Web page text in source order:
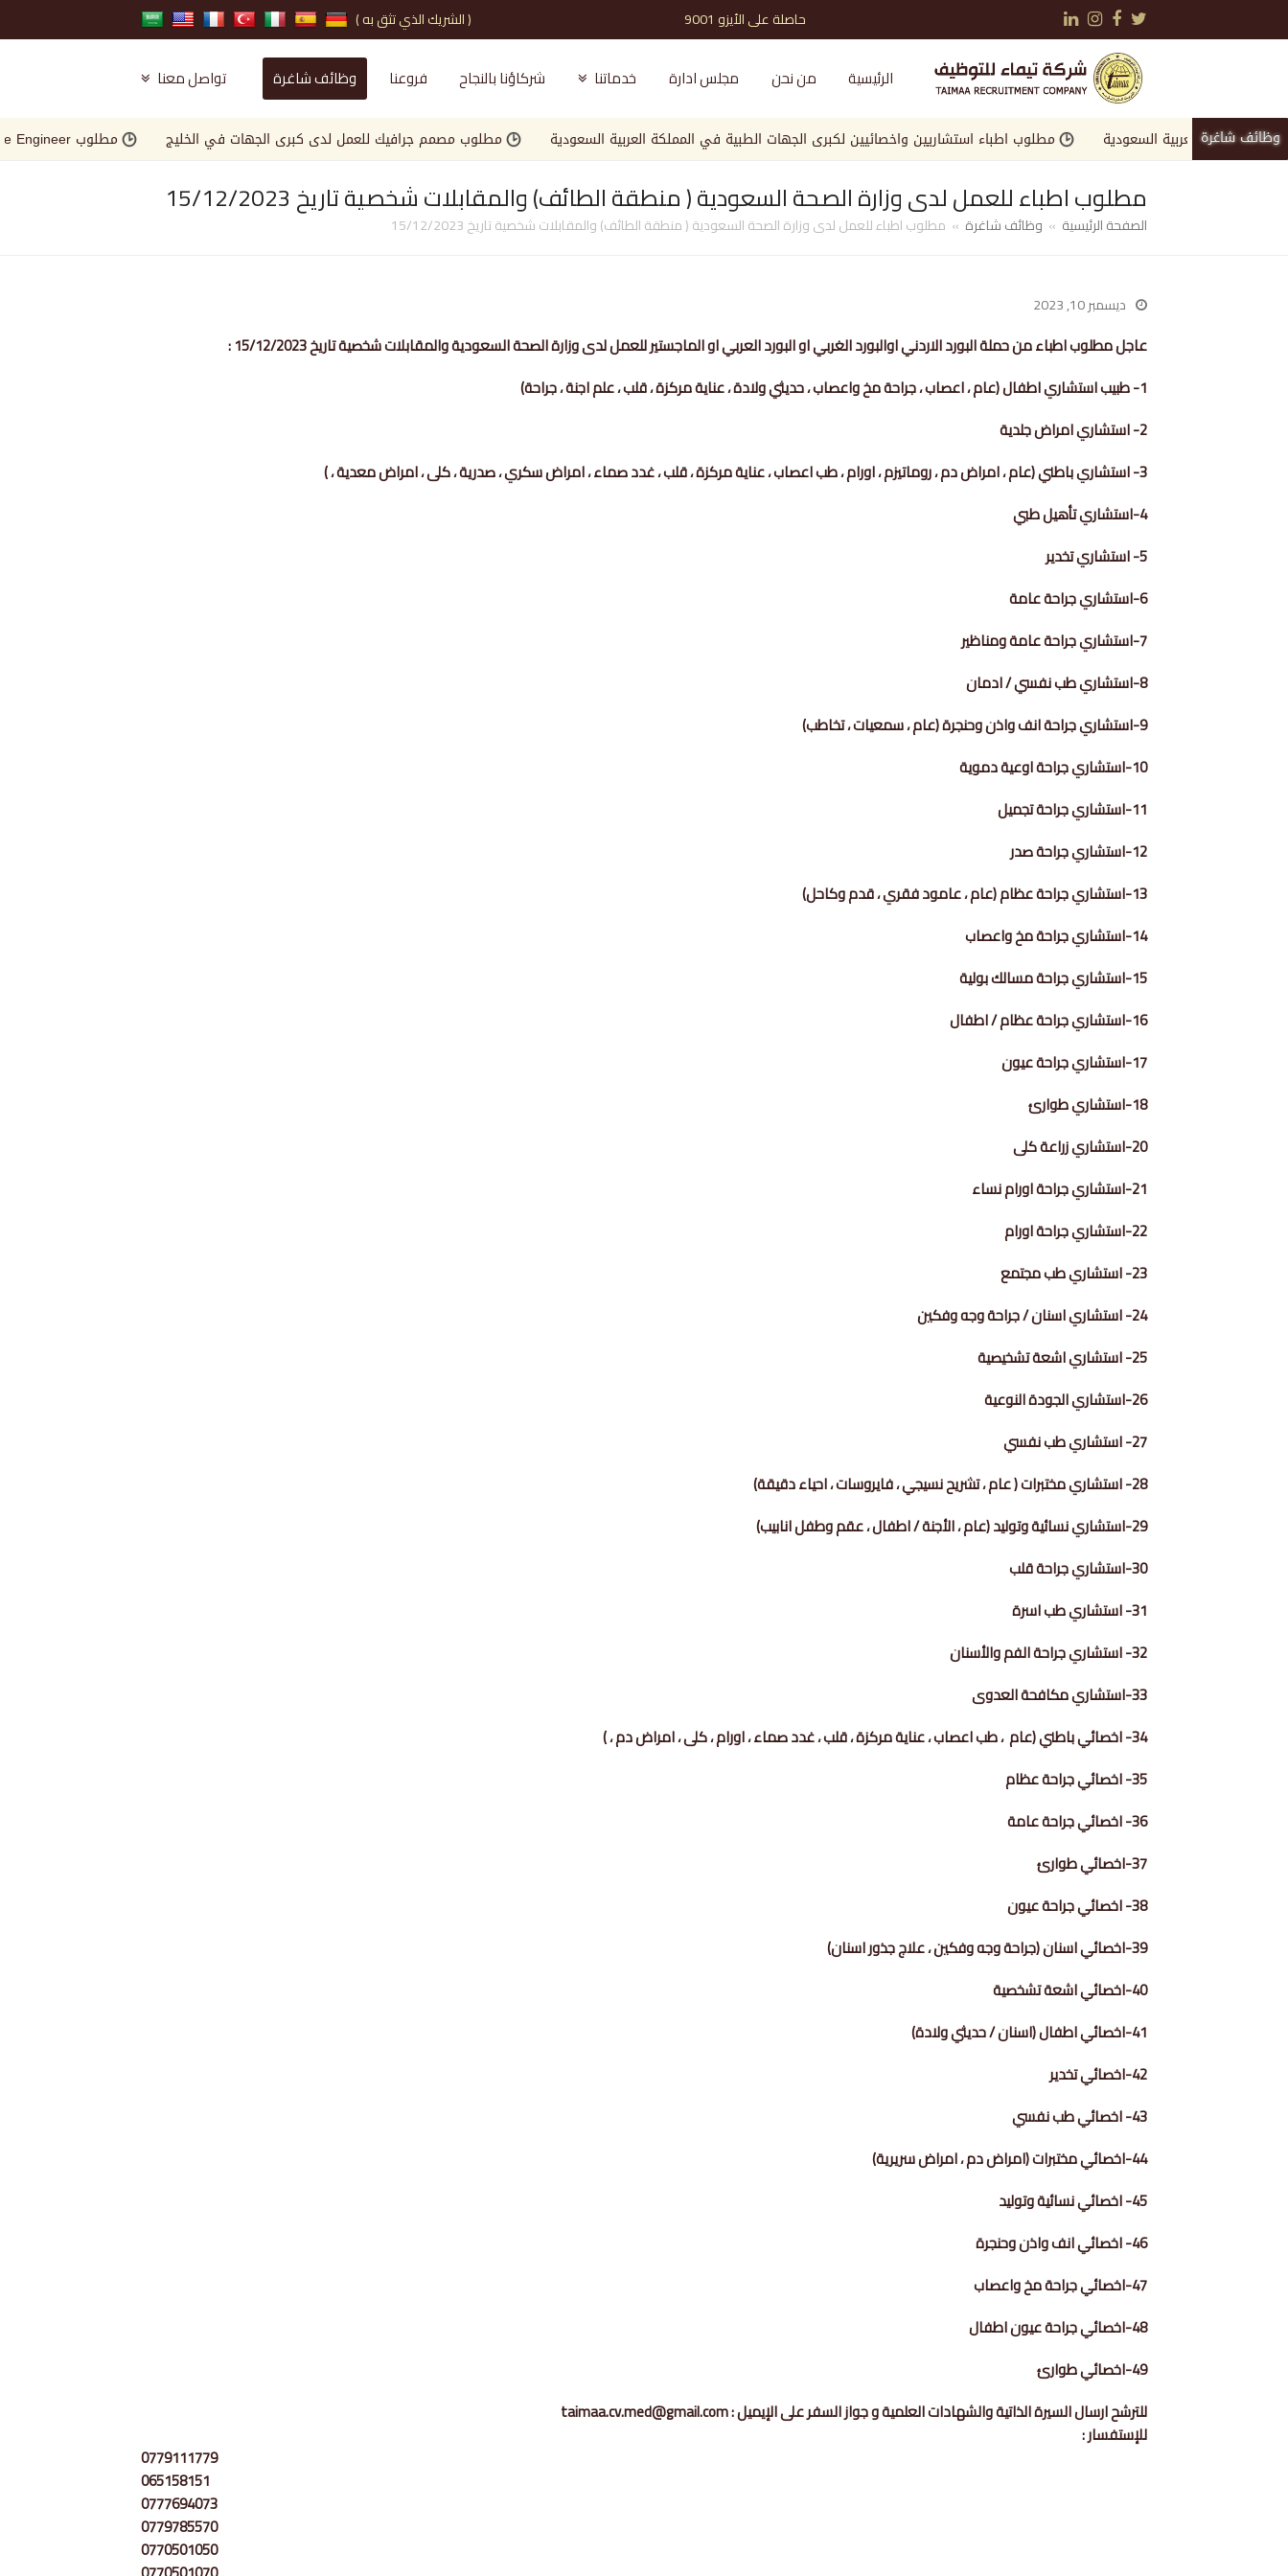
Twitter
Facebook
Instagram حاصلة على الأيزو 9001 ( الشريك الذي تثق به )
الرئيسية من نحن مجلس ادارة خدماتنا شركاؤنا بالنجاح فروعنا وظائف شاغرة تواصل معنا
وظائف شاغرة
السعودية مطلوب اطباء استشاريين واخصائيين لكبرى الجهات الطبية في المملكة العربية السعودية مطلوب مصمم جرافيك للعمل لدى كبرى الجهات في الخليج مطلوب Landscape Engineer للعمل لدى كبرى الجهات في الخليج
مطلوب اطباء للعمل لدى وزارة الصحة السعودية ( منطقة الطائف) والمقابلات شخصية تاريخ 15/12/2023
الصفحة الرئيسية » وظائف شاغرة » مطلوب اطباء للعمل لدى وزارة الصحة السعودية ( منطقة الطائف) والمقابلات شخصية تاريخ 15/12/2023
ديسمبر 10, 2023
عاجل مطلوب اطباء من حملة البورد الاردني اوالبورد الغربي او البورد العربي او الماجستير للعمل لدى وزارة الصحة السعودية والمقابلات شخصية تاريخ 15/12/2023 :
1- طبيب استشاري اطفال (عام ، اعصاب ، جراحة مخ واعصاب ، حديثي ولادة ، عناية مركزة ، قلب ، علم اجنة ، جراحة)
2- استشاري امراض جلدية
3- استشاري باطني (عام ، امراض دم ، روماتيزم ، اورام ، طب اعصاب ، عناية مركزة ، قلب ، غدد صماء ، امراض سكري ، صدرية ، كلى ، امراض معدية ، )
4-استشاري تأهيل طبي
5- استشاري تخدير
6-استشاري جراحة عامة
7-استشاري جراحة عامة ومناظير
8-استشاري طب نفسي / ادمان
9-استشاري جراحة انف واذن وحنجرة (عام ، سمعيات ، تخاطب)
10-استشاري جراحة اوعية دموية
11-استشاري جراحة تجميل
12-استشاري جراحة صدر
13-استشاري جراحة عظام (عام ، عامود فقري ، قدم وكاحل)
14-استشاري جراحة مخ واعصاب
15-استشاري جراحة مسالك بولية
16-استشاري جراحة عظام / اطفال
17-استشاري جراحة عيون
18-استشاري طوارئ
20-استشاري زراعة كلى
21-استشاري جراحة اورام نساء
22-استشاري جراحة اورام
23- استشاري طب مجتمع
24- استشاري اسنان / جراحة وجه وفكين
25- استشاري اشعة تشخيصية
26-استشاري الجودة النوعية
27- استشاري طب نفسي
28- استشاري مختبرات ( عام ، تشريح نسيجي ، فايروسات ، احياء دقيقة)
29-استشاري نسائية وتوليد (عام ، الأجنة / اطفال ، عقم وطفل انابيب)
30-استشاري جراحة قلب
31- استشاري طب اسرة
32- استشاري جراحة الفم والأسنان
33-استشاري مكافحة العدوى
34- اخصائي باطني (عام ، طب اعصاب ، عناية مركزة ، قلب ، غدد صماء ، اورام ، كلى ، امراض دم ، )
35- اخصائي جراحة عظام
36- اخصائي جراحة عامة
37-اخصائي طوارئ
38- اخصائي جراحة عيون
39-اخصائي اسنان (جراحة وجه وفكين ، علاج جذور اسنان)
40-اخصائي اشعة تشخصية
41-اخصائي اطفال (اسنان / حديثي ولادة)
42-اخصائي تخدير
43- اخصائي طب نفسي
44-اخصائي مختبرات (امراض دم ، امراض سريرية)
45- اخصائي نسائية وتوليد
46- اخصائي انف واذن وحنجرة
47-اخصائي جراحة مخ واعصاب
48-اخصائي جراحة عيون اطفال
49-اخصائي طوارئ
للترشح ارسال السيرة الذاتية والشهادات العلمية و جواز السفر على الإيميل : taimaa.cv.med@gmail.com
للإستفسار :
0779111779
065158151
0777694073
0779785570
0770501050